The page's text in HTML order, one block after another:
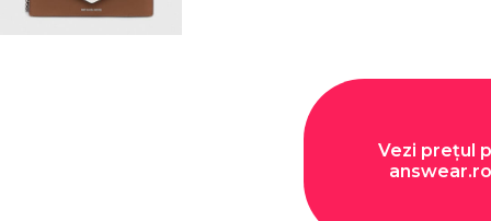
Vezi prețul